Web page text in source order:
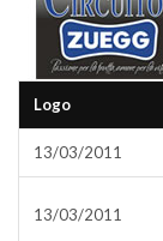
Logo
13/03/2011
13/03/2011